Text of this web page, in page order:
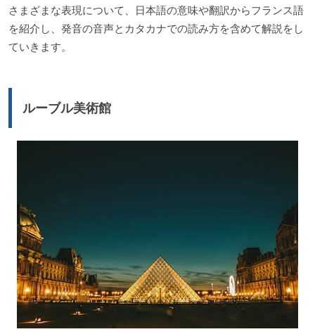
さまざまな表現について、日本語の意味や翻訳からフランス語
を紹介し、発音の音声とカタカナでの読み方を含めて解説をし
ていきます。
ルーブル美術館